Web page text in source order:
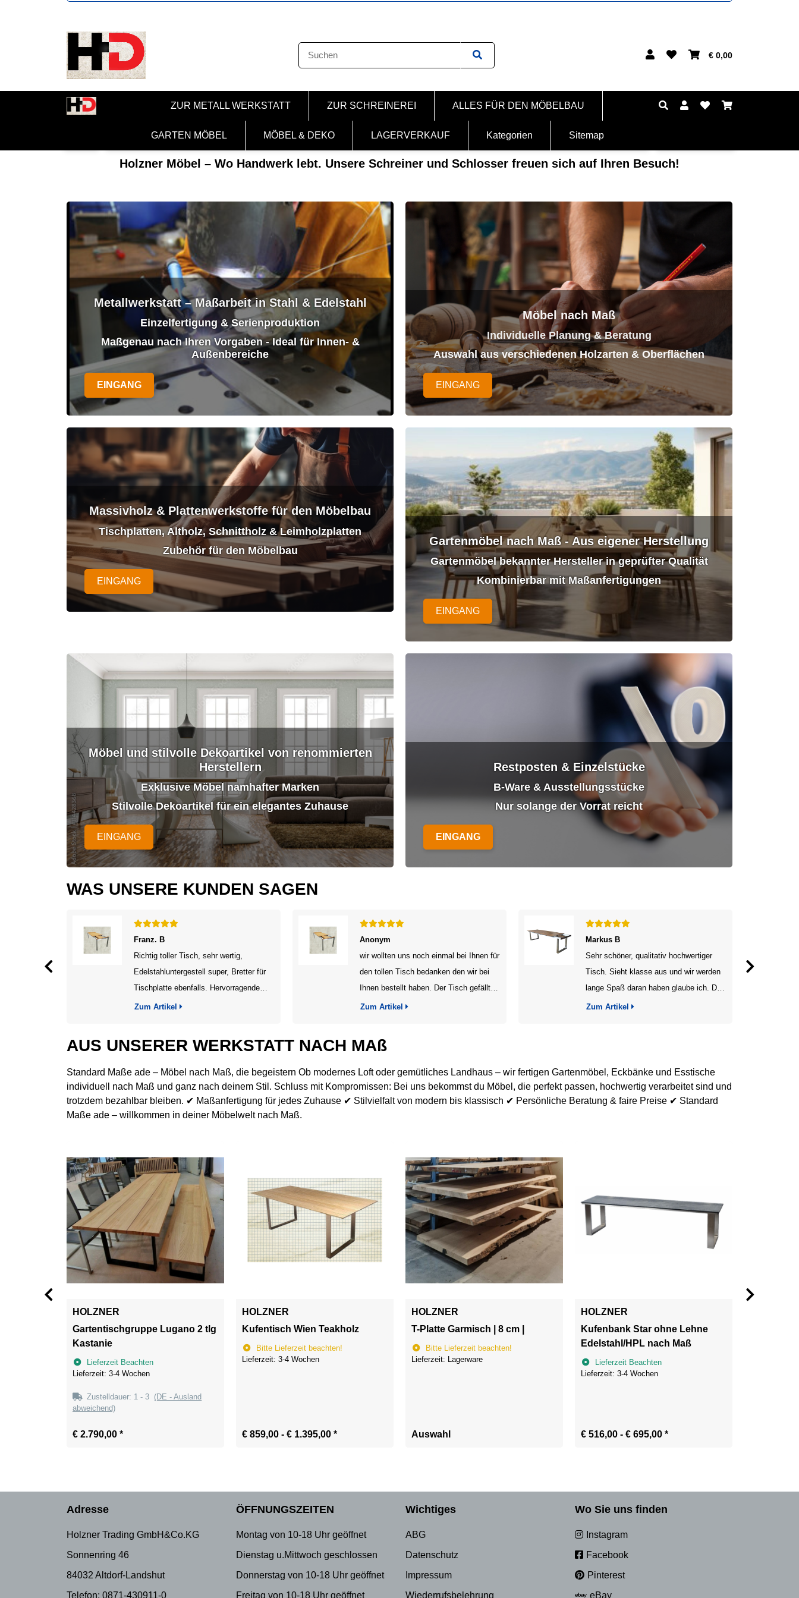
€ 0,00
ZUR METALL WERKSTATT ZUR SCHREINEREI ALLES FÜR DEN MÖBELBAU
GARTEN MÖBEL MÖBEL & DEKO LAGERVERKAUF Kategorien Sitemap
Holzner Möbel – Wo Handwerk lebt. Unsere Schreiner und Schlosser freuen sich auf Ihren Besuch!
Metallwerkstatt – Maßarbeit in Stahl & Edelstahl
Einzelfertigung & Serienproduktion
Maßgenau nach Ihren Vorgaben - Ideal für Innen- &
Außenbereiche
EINGANG
Möbel nach Maß
Individuelle Planung & Beratung
Auswahl aus verschiedenen Holzarten & Oberflächen
EINGANG
Massivholz & Plattenwerkstoffe für den Möbelbau
Tischplatten, Altholz, Schnittholz & Leimholzplatten
Zubehör für den Möbelbau
EINGANG
Gartenmöbel nach Maß - Aus eigener Herstellung
Gartenmöbel bekannter Hersteller in geprüfter Qualität
Kombinierbar mit Maßanfertigungen
EINGANG
Möbel und stilvolle Dekoartikel von renommierten
Herstellern
Exklusive Möbel namhafter Marken
Stilvolle Dekoartikel für ein elegantes Zuhause
EINGANG
Restposten & Einzelstücke
B-Ware & Ausstellungsstücke
Nur solange der Vorrat reicht
EINGANG
WAS UNSERE KUNDEN SAGEN
Franz. B
Richtig toller Tisch, sehr wertig,
Edelstahluntergestell super, Bretter für
Tischplatte ebenfalls. Hervorragende
Handarbeit. Ich kann den Hersteller nur
Kontakt, sehr sympathisch und effizient.
Die Verpackung war ebenfalls sehr
professionell. Auf Palette angeliefert,
Kantenschutz vorhanden, Ecken
ebenfalls geschützt, Luftpolsterfolie um
Schutzvorr. zu entfernen.
Zum Artikel
Anonym
wir wollten uns noch einmal bei Ihnen für
den tollen Tisch bedanken den wir bei
Ihnen bestellt haben. Der Tisch gefällt
uns wirklich ausgesprochen gut, er ist
hervorragend. Ihnen und Ihren Team
vielen Dank für diese tolle Arbeit. Mit
herzlichen Grüßen Maria und André
Albrecht
Zum Artikel
Markus B
Sehr schöner, qualitativ hochwertiger
Tisch. Sieht klasse aus und wir werden
lange Spaß daran haben glaube ich. Die
Bestellung und Lieferung waren völlig
Zum Artikel
AUS UNSERER WERKSTATT NACH MAß
Standard Maße ade – Möbel nach Maß, die begeistern Ob modernes Loft oder gemütliches Landhaus – wir fertigen Gartenmöbel, Eckbänke und Esstische
individuell nach Maß und ganz nach deinem Stil. Schluss mit Kompromissen: Bei uns bekommst du Möbel, die perfekt passen, hochwertig verarbeitet sind und
trotzdem bezahlbar bleiben. ✔ Maßanfertigung für jedes Zuhause ✔ Stilvielfalt von modern bis klassisch ✔ Persönliche Beratung & faire Preise ✔ Standard
Maße ade – willkommen in deiner Möbelwelt nach Maß.
HOLZNER
Gartentischgruppe Lugano 2 tlg
Kastanie
Lieferzeit Beachten
Lieferzeit: 3-4 Wochen
Zustelldauer: 1 - 3 (DE - Ausland
abweichend)
€ 2.790,00 *
HOLZNER
Kufentisch Wien Teakholz
Bitte Lieferzeit beachten!
Lieferzeit: 3-4 Wochen
€ 859,00 - € 1.395,00 *
HOLZNER
T-Platte Garmisch | 8 cm |
Bitte Lieferzeit beachten!
Lieferzeit: Lagerware
Auswahl
HOLZNER
Kufenbank Star ohne Lehne
Edelstahl/HPL nach Maß
Lieferzeit Beachten
Lieferzeit: 3-4 Wochen
€ 516,00 - € 695,00 *
Adresse
Holzner Trading GmbH&Co.KG
Sonnenring 46
84032 Altdorf-Landshut
Telefon: 0871-430911-0
ÖFFNUNGSZEITEN
Montag von 10-18 Uhr geöffnet
Dienstag u.Mittwoch geschlossen
Donnerstag von 10-18 Uhr geöffnet
Freitag von 10-18 Uhr geöffnet
Wichtiges
ABG
Datenschutz
Impressum
Wiederrufsbelehrung
Wo Sie uns finden
Instagram
Facebook
Pinterest
eBay